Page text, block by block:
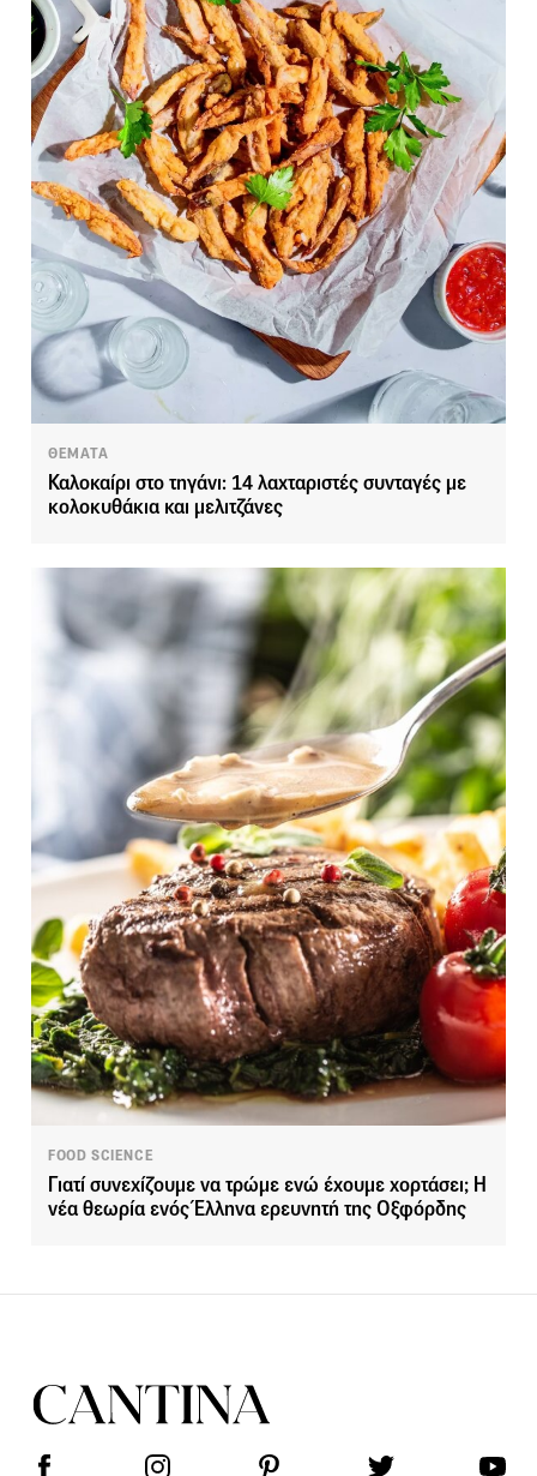
ΘΕΜΑΤΑ
Καλοκαίρι στο τηγάνι: 14 λαχταριστές συνταγές με
κολοκυθάκια και μελιτζάνες
FOOD SCIENCE
Γιατί συνεχίζουμε να τρώμε ενώ έχουμε χορτάσει; Η
νέα θεωρία ενός Έλληνα ερευνητή της Οξφόρδης